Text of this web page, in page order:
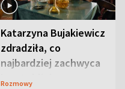
Katarzyna Bujakiewicz
zdradziła, co
najbardziej zachwyca
ją w Lublinie
Rozmowy